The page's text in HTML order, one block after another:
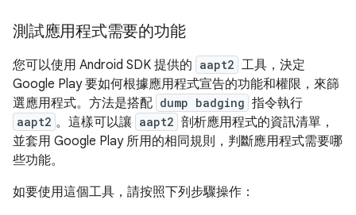
測試應用程式需要的功能
您可以使用 Android SDK 提供的 aapt2 工具，決定
Google Play 要如何根據應用程式宣告的功能和權限，來篩
選應用程式。方法是搭配 dump badging 指令執行
aapt2 。這樣可以讓 aapt2 剖析應用程式的資訊清單，
並套用 Google Play 所用的相同規則，判斷應用程式需要哪
些功能。
如要使用這個工具，請按照下列步驟操作：